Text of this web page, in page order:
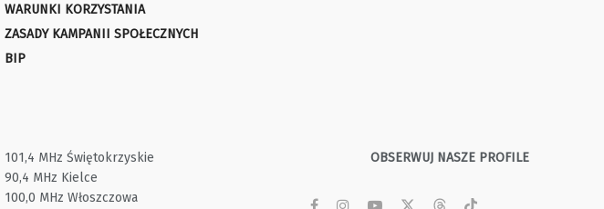
WARUNKI KORZYSTANIA
ZASADY KAMPANII SPOŁECZNYCH
BIP
101,4 MHz Świętokrzyskie
90,4 MHz Kielce
100,0 MHz Włoszczowa
OBSERWUJ NASZE PROFILE